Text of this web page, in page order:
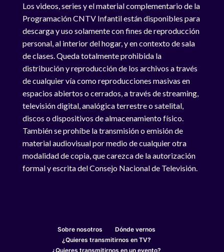
Los videos, series y el material complementario de la
Programación CNTV Infantil están disponibles para
descarga y uso solamente con fines de reproducción
personal, al interior del hogar, y en contexto de sala
de clases. Queda totalmente prohibida la
distribución y reproducción de los archivos a través
de cualquier vía como reproducciones masivas en
espacios abiertos o cerrados, a través de streaming,
televisión digital, analógica terrestre o satelital,
discos o dispositivos de almacenamiento físico.
También se prohíbe la transmisión o emisión de
material audiovisual por medio de cualquier otra
modalidad de copia, que carezca de la autorización
formal y escrita del Consejo Nacional de Televisión.
Sobre nosotros
Dónde vernos
¿Quieres transmitirnos en TV?
¿Quieres transmitirnos en un evento?